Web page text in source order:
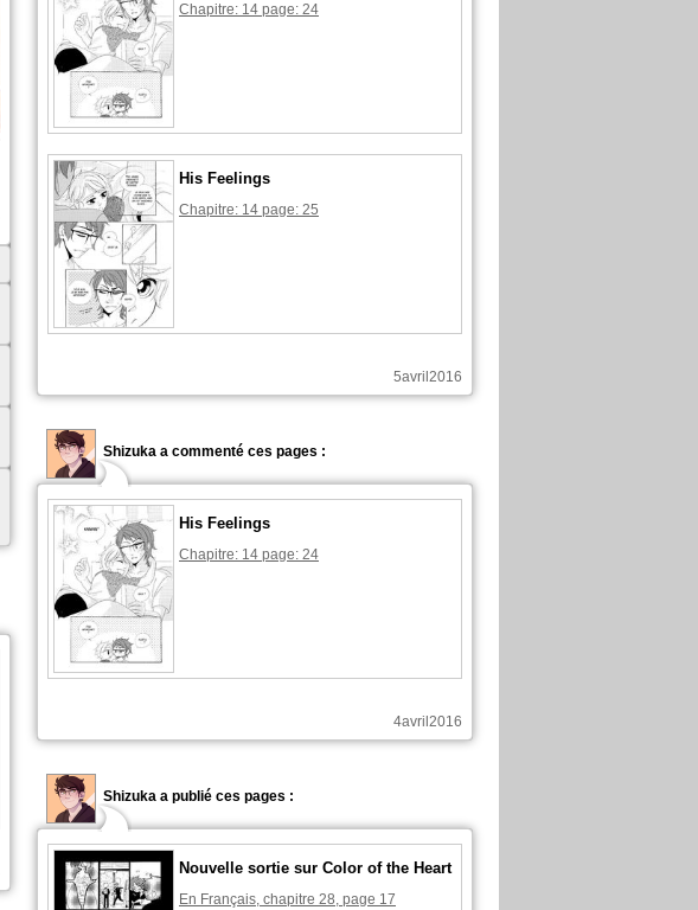
Chapitre: 14 page: 24
His Feelings
Chapitre: 14 page: 25
5avril2016
Shizuka a commenté ces pages :
His Feelings
Chapitre: 14 page: 24
4avril2016
Shizuka a publié ces pages :
Nouvelle sortie sur Color of the Heart
En Français, chapitre 28, page 17